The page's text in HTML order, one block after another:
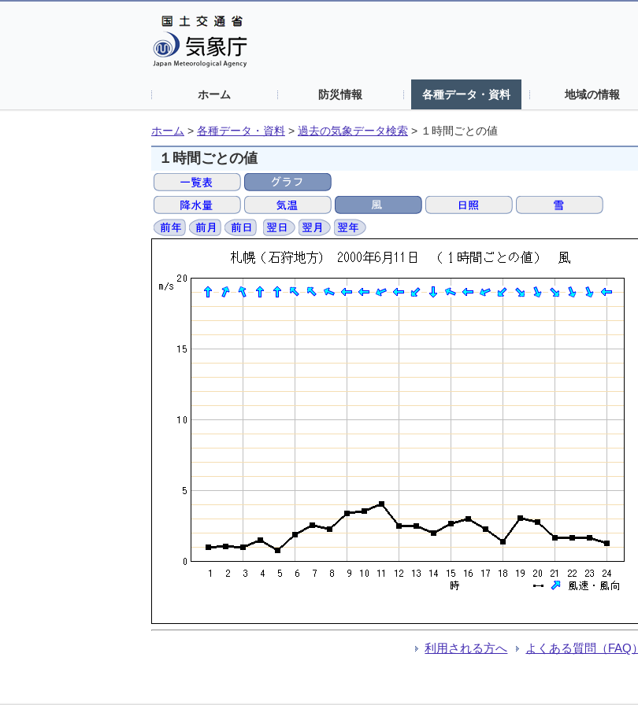
ホーム 防災情報 各種データ・資料 地域の情報
ホーム > 各種データ・資料 > 過去の気象データ検索 > １時間ごとの値
１時間ごとの値
利用される方へ よくある質問（FAQ）